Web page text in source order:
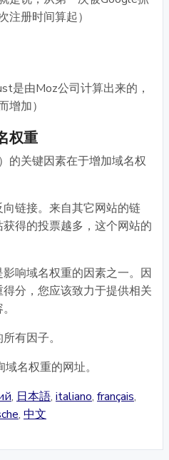
注册时间算起）
是由Moz公司计算出来的，
增加）
权重
的关键因素在于增加域名权
链接。来自其它网站的链
得的投票越多，这个网站的
响域名权重的因素之一。因
分，您应该致力于提供相关
有因子。
名权重的网址。
, 日本語, italiano, français,
, 中文